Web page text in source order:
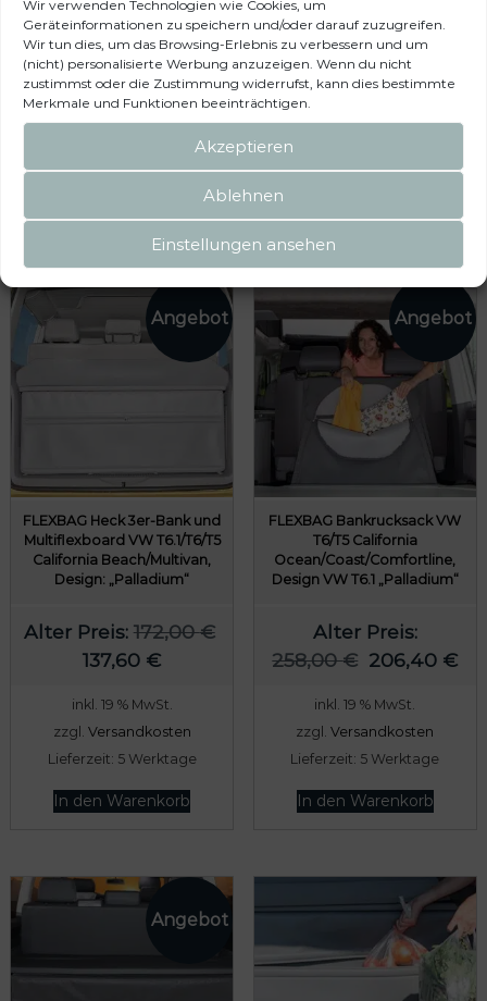
Wir verwenden Technologien wie Cookies, um
Geräteinformationen zu speichern und/oder darauf zuzugreifen.
Wir tun dies, um das Browsing-Erlebnis zu verbessern und um
(nicht) personalisierte Werbung anzuzeigen. Wenn du nicht
zustimmst oder die Zustimmung widerrufst, kann dies bestimmte
Merkmale und Funktionen beeinträchtigen.
Akzeptieren
Ablehnen
Einstellungen ansehen
Das könnte dir auch
gefallen …
FLEXBAG Heck 3er-Bank und
Multiflexboard VW T6.1/T6/T5
California Beach/Multivan,
Design: „Palladium“
Alter Preis: 172,00€
U
s
p
ü
l
i
h
137,60 €A
t
u
l
r
P
e
inkl. 19 % MwSt.
zzgl. Versandkosten
Lieferzeit: 5 Werktage
In den Warenkorb
FLEXBAG Bankrucksack VW
T6/T5 California
Ocean/Coast/Comfortline,
Design VW T6.1 „Palladium“
Alter Preis:
258,00€ U
s
p
ü
i
c
h
206,40 €A
r
P
r
e
inkl. 19 % MwSt.
zzgl.Versandkosten
Lieferzeit: 5 Werktage
In den Warenkorb